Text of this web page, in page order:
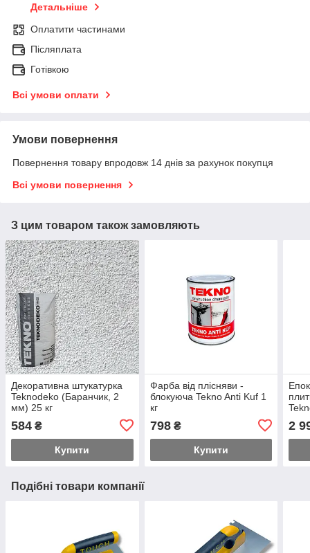
Детальніше
Оплатити частинами
Післяплата
Готівкою
Всі умови оплати
Умови повернення
Повернення товару впродовж 14 днів за рахунок покупця
Всі умови повернення
З цим товаром також замовляють
Декоративна штукатурка
Teknodeko (Баранчик, 2
мм) 25 кг
584 ₴
Купити
Фарба від плісняви -
блокуюча Tekno Anti Kuf 1
кг
798₴
Купити
2
Подібні товари компанії